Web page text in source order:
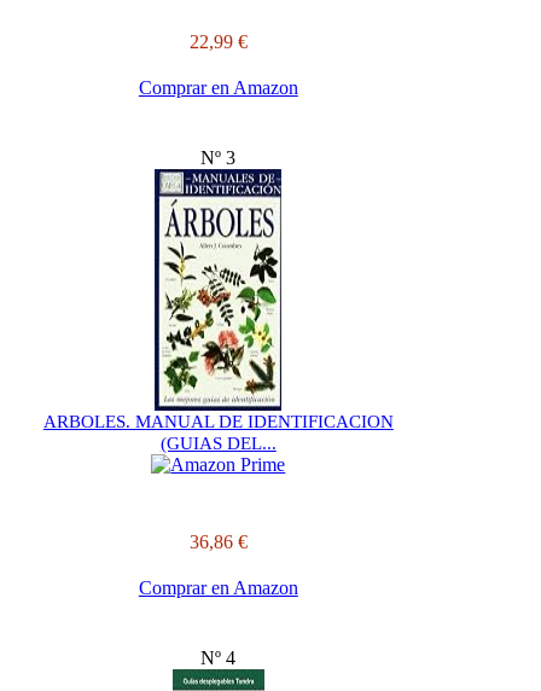
22,99 €
Comprar en Amazon
Nº 3
ARBOLES. MANUAL DE IDENTIFICACION
(GUIAS DEL...
36,86 €
Comprar en Amazon
Nº 4